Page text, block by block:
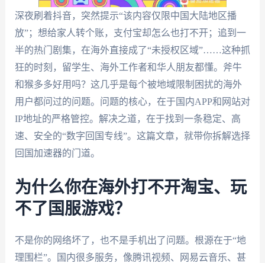
深夜刷着抖音，突然提示“该内容仅限中国大陆地区播
放”；想给家人转个账，支付宝却怎么也打不开；追到一
半的热门剧集，在海外直接成了“未授权区域”……这种抓
狂的时刻，留学生、海外工作者和华人朋友都懂。斧牛
和猴多多好用吗？这几乎是每个被地域限制困扰的海外
用户都问过的问题。问题的核心，在于国内APP和网站对
IP地址的严格管控。解决之道，在于找到一条稳定、高
速、安全的“数字回国专线”。这篇文章，就带你拆解选择
回国加速器的门道。
为什么你在海外打不开淘宝、玩
不了国服游戏？
不是你的网络坏了，也不是手机出了问题。根源在于“地
理围栏”。国内很多服务，像腾讯视频、网易云音乐、甚